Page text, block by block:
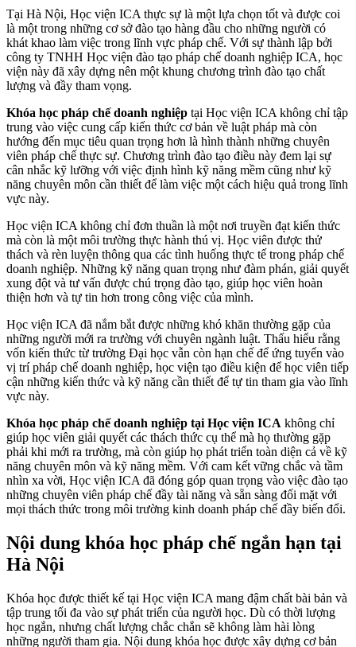
Tại Hà Nội, Học viện ICA thực sự là một lựa chọn tốt và được coi
là một trong những cơ sở đào tạo hàng đầu cho những người có
khát khao làm việc trong lĩnh vực pháp chế. Với sự thành lập bởi
công ty TNHH Học viện đào tạo pháp chế doanh nghiệp ICA, học
viện này đã xây dựng nên một khung chương trình đào tạo chất
lượng và đầy tham vọng.
Khóa học pháp chế doanh nghiệp tại Học viện ICA không chỉ tập
trung vào việc cung cấp kiến thức cơ bản về luật pháp mà còn
hướng đến mục tiêu quan trọng hơn là hình thành những chuyên
viên pháp chế thực sự. Chương trình đào tạo điều này đem lại sự
cân nhắc kỹ lưỡng với việc định hình kỹ năng mềm cũng như kỹ
năng chuyên môn cần thiết để làm việc một cách hiệu quả trong lĩnh
vực này.
Học viện ICA không chỉ đơn thuần là một nơi truyền đạt kiến thức
mà còn là một môi trường thực hành thú vị. Học viên được thử
thách và rèn luyện thông qua các tình huống thực tế trong pháp chế
doanh nghiệp. Những kỹ năng quan trọng như đàm phán, giải quyết
xung đột và tư vấn được chú trọng đào tạo, giúp học viên hoàn
thiện hơn và tự tin hơn trong công việc của mình.
Học viện ICA đã nắm bắt được những khó khăn thường gặp của
những người mới ra trường với chuyên ngành luật. Thấu hiểu rằng
vốn kiến thức từ trường Đại học vẫn còn hạn chế để ứng tuyển vào
vị trí pháp chế doanh nghiệp, học viện tạo điều kiện để học viên tiếp
cận những kiến thức và kỹ năng cần thiết để tự tin tham gia vào lĩnh
vực này.
Khóa học pháp chế doanh nghiệp tại Học viện ICA không chỉ
giúp học viên giải quyết các thách thức cụ thể mà họ thường gặp
phải khi mới ra trường, mà còn giúp họ phát triển toàn diện cả về kỹ
năng chuyên môn và kỹ năng mềm. Với cam kết vững chắc và tầm
nhìn xa vời, Học viện ICA đã đóng góp quan trọng vào việc đào tạo
những chuyên viên pháp chế đầy tài năng và sẵn sàng đối mặt với
mọi thách thức trong môi trường kinh doanh pháp chế đầy biến đổi.
Nội dung khóa học pháp chế ngắn hạn tại
Hà Nội
Khóa học được thiết kế tại Học viện ICA mang đậm chất bài bản và
tập trung tối đa vào sự phát triển của người học. Dù có thời lượng
học ngắn, nhưng chất lượng chắc chắn sẽ không làm hài lòng
những người tham gia. Nội dung khóa học được xây dựng cơ bản